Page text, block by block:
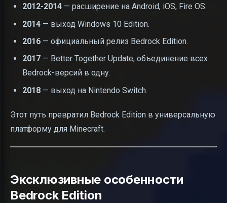
2012-2014 — расширение на Android, iOS, Fire OS.
2014 — выход Windows 10 Edition.
2016 — официальный релиз Bedrock Edition.
2017 — Better Together Update, объединение всех
Bedrock-версий в одну.
2018 — выход на Nintendo Switch.
Этот путь превратил Bedrock Edition в универсальную
платформу для Minecraft.
Эксклюзивные особенности
Bedrock Edition